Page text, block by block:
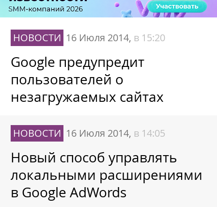
НОВОСТИ 16 Июля 2014, в 15:20
Google предупредит
пользователей о
незагружаемых сайтах
НОВОСТИ 16 Июля 2014, в 14:05
Новый способ управлять
локальными расширениями
в Google AdWords